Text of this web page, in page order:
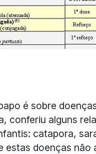
é sobre
conferiu alguns
catapora,
estas doenças